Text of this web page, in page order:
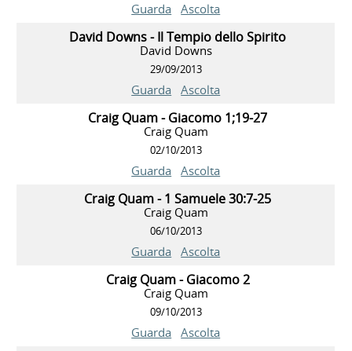
Guarda Ascolta
David Downs - Il Tempio dello Spirito
David Downs
29/09/2013
Guarda Ascolta
Craig Quam - Giacomo 1;19-27
Craig Quam
02/10/2013
Guarda Ascolta
Craig Quam - 1 Samuele 30:7-25
Craig Quam
06/10/2013
Guarda Ascolta
Craig Quam - Giacomo 2
Craig Quam
09/10/2013
Guarda Ascolta